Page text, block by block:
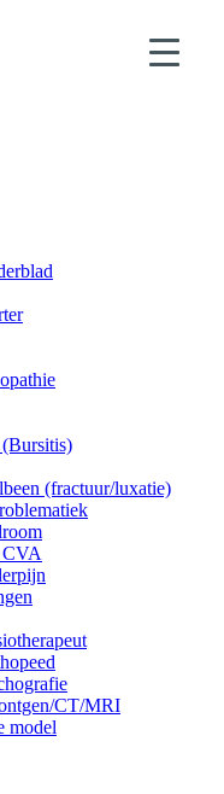
(fractuur/luxatie)
CVA
CT/MRI
model